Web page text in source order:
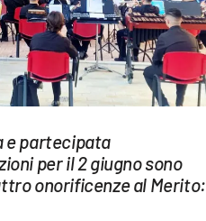
e partecipata
per il 2 giugno sono
onorificenze al Merito: